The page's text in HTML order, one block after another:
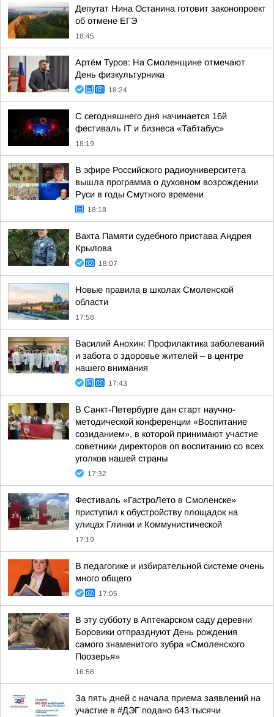
Депутат Нина Останина готовит законопроект
об отмене ЕГЭ
18:45
Артём Туров: На Смоленщине отмечают
День физкультурника
18:24
С сегодняшнего дня начинается 16й
фестиваль IT и бизнеса «Табтабус»
18:19
В эфире Российского радиоуниверситета
вышла программа о духовном возрождении
Руси в годы Смутного времени
18:18
Вахта Памяти судебного пристава Андрея
Крылова
18:07
Новые правила в школах Смоленской
области
17:58
Василий Анохин: Профилактика заболеваний
и забота о здоровье жителей – в центре
нашего внимания
17:43
В Санкт-Петербурге дан старт научно-
методической конференции «Воспитание
созиданием», в которой принимают участие
советники директоров оп воспитанию со всех
уголков нашей страны
17:32
Фестиваль «ГастроЛето в Смоленске»
приступил к обустройству площадок на
улицах Глинки и Коммунистической
17:19
В педагогике и избирательной системе очень
много общего
17:05
В эту субботу в Аптекарском саду деревни
Боровики отпразднуют День рождения
самого знаменитого зубра «Смоленского
Поозерья»
16:56
За пять дней с начала приема заявлений на
участие в #ДЭГ подано 643 тысячи